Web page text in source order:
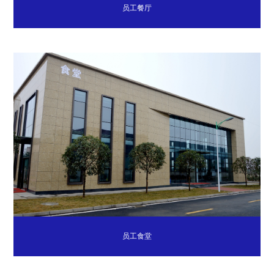
员工餐厅
员工食堂